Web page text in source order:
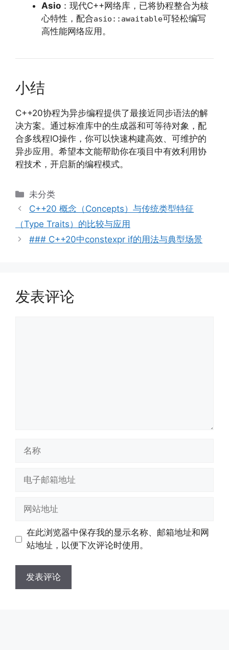
Asio ：现代C++网络库，已将协程整合为核
心特性，配合asio::awaitable可轻松编写
高性能网络应用。
小结
C++20协程为异步编程提供了最接近同步语法的解
决方案。通过标准库中的生成器和可等待对象，配
合多线程IO操作，你可以快速构建高效、可维护的
异步应用。希望本文能帮助你在项目中有效利用协
程技术，开启新的编程模式。
分
类
未分类
C++20 概念（Concepts）与传统类型特征
（Type Traits）的比较与应用
### C++20中constexpr if的用法与典型场景
发表评论
址
址
在此浏览器中保存我的显示名称、邮箱地址和网
站地址，以便下次评论时使用。